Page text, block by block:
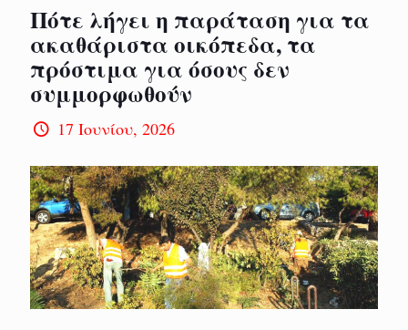
Πότε λήγει η παράταση για τα
ακαθάριστα οικόπεδα, τα
πρόστιμα για όσους δεν
συμμορφωθούν
17 Ιουνίου, 2026